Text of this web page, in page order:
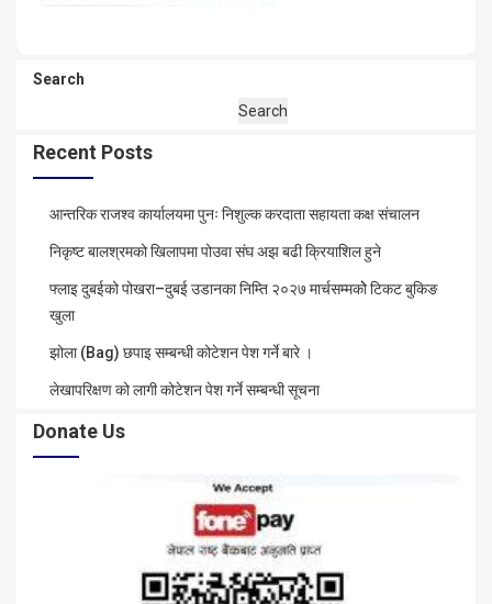
Search
Search
Recent Posts
आन्तरिक राजश्व कार्यालयमा पुनः निशुल्क करदाता सहायता कक्ष संचालन
निकृष्ट बालश्रमको खिलापमा पोउवा संघ अझ बढी क्रियाशिल हुने
फ्लाइ दुबईको पोखरा–दुबई उडानका निम्ति २०२७ मार्चसम्मकोे टिकट बुकिङ
खुला
झोला (Bag) छपाइ सम्बन्धी कोटेशन पेश गर्ने बारे ।
लेखापरिक्षण को लागी कोटेशन पेश गर्ने सम्बन्धी सूचना
Donate Us